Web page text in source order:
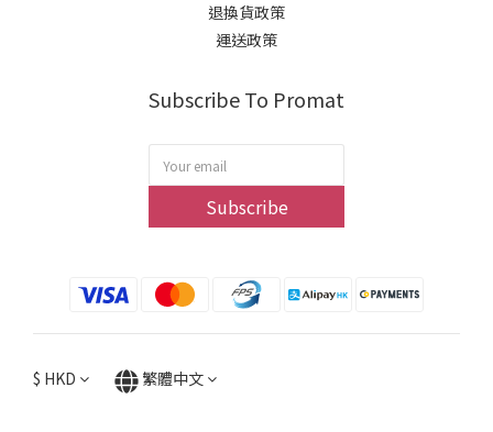
退換貨政策
運送政策
Subscribe To Promat
Subscribe
$ HKD 繁體中文